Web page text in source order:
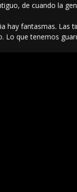
de cuando la
hay fantasmas. Las
Lo que tenemos